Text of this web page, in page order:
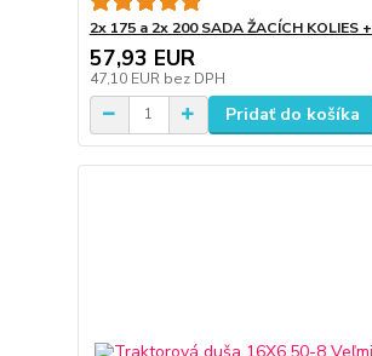
2x 175 a 2x 200 SADA ŽACÍCH KOLIES
57,93 EUR
47,10 EUR bez DPH
Pridať do košíka